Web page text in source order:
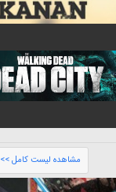
مشاهده لیست کامل >>